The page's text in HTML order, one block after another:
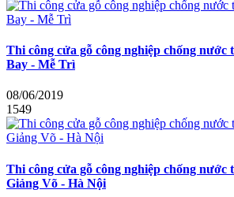
Thi công cửa gỗ công nghiệp chống nước
Bay - Mễ Trì
08/06/2019
1549
Thi công cửa gỗ công nghiệp chống nước
Giảng Võ - Hà Nội